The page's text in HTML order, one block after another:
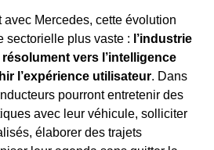
Mercedes, cette évolution
sectorielle plus vaste : l’industrie
vers l’intelligence
l’expérience utilisateur. Dans
pourront entretenir des
avec leur véhicule, solliciter
élaborer des trajets